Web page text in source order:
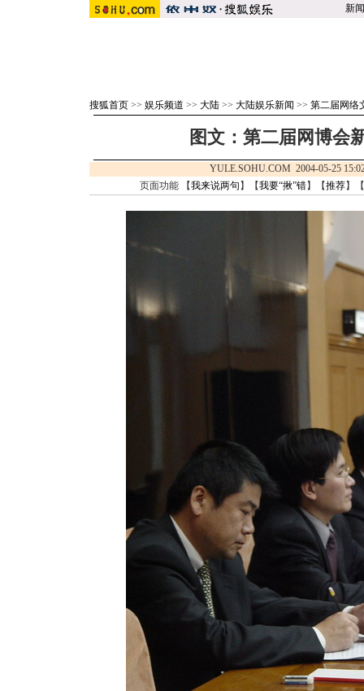
新闻
搜狐首页 >> 娱乐频道 >> 大陆 >> 大陆娱乐新闻 >> 第二届网络
图文：第二届网博会
YULE.SOHU.COM 2004-05-25
页面功能 【我来说两句 】【我要“揪”错】【推荐】